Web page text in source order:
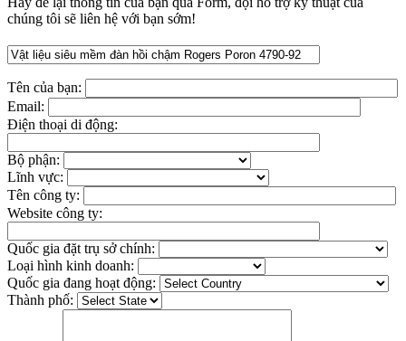
chúng tôi sẽ liên hệ với bạn sớm!
Tên của bạn:
Email:
Điện thoại di động:
Bộ phận:
Lĩnh vực:
Tên công ty:
Website công ty:
Quốc gia đặt trụ sở chính:
Loại hình kinh doanh:
Quốc gia đang hoạt động:
Thành phố: